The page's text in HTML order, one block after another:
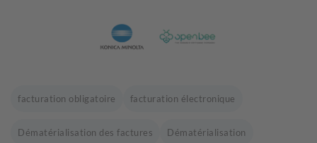
facturation obligatoire facturation électronique
Dématérialisation des factures Dématérialisation